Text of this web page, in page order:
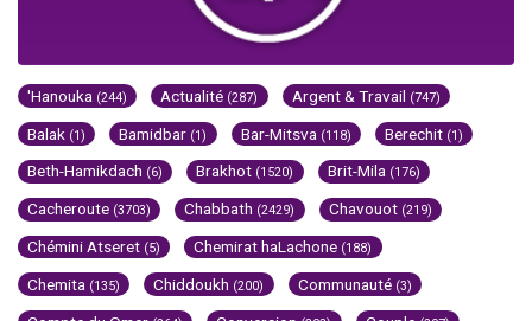
'Hanouka (244) Actualité (287) Argent & Travail (747)
Balak (1) Bamidbar (1) Bar-Mitsva (118) Berechit (1)
Beth-Hamikdach (6) Brakhot (1520) Brit-Mila (176)
Cacheroute (3703) Chabbath (2429) Chavouot (219)
Chémini Atseret (5) Chemirat haLachone (188)
Chemita (135) Chiddoukh (200) Communauté (3)